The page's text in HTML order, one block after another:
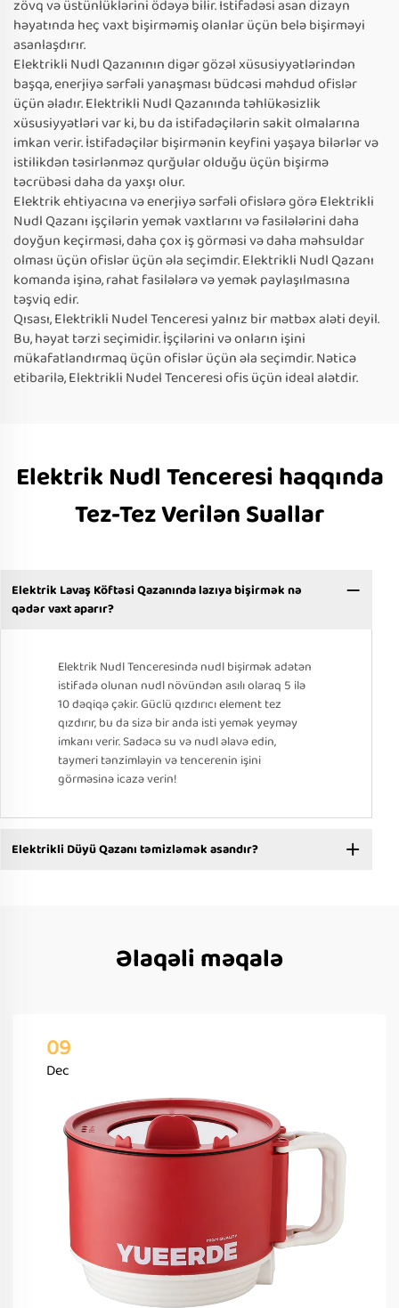
zövq və üstünlüklərini ödəyə bilir. İstifadəsi asan dizayn
həyatında heç vaxt bişirməmiş olanlar üçün belə bişirməyi
asanlaşdırır.
Elektrikli Nudl Qazanının digər gözəl xüsusiyyətlərindən
başqa, enerjiyə sərfəli yanaşması büdcəsi məhdud ofislər
üçün əladır. Elektrikli Nudl Qazanında təhlükəsizlik
xüsusiyyətləri var ki, bu da istifadəçilərin sakit olmalarına
imkan verir. İstifadəçilər bişirmənin keyfini yaşaya bilərlər və
istilikdən təsirlənməz qurğular olduğu üçün bişirmə
təcrübəsi daha da yaxşı olur.
Elektrik ehtiyacına və enerjiyə sərfəli ofislərə görə Elektrikli
Nudl Qazanı işçilərin yemək vaxtlarını və fasilələrini daha
doyğun keçirməsi, daha çox iş görməsi və daha məhsuldar
olması üçün ofislər üçün əla seçimdir. Elektrikli Nudl Qazanı
komanda işinə, rahat fasilələrə və yemək paylaşılmasına
təşviq edir.
Qısası, Elektrikli Nudel Tenceresi yalnız bir mətbəx aləti deyil.
Bu, həyat tərzi seçimidir. İşçilərini və onların işini
mükafatlandırmaq üçün ofislər üçün əla seçimdir. Nəticə
etibarilə, Elektrikli Nudel Tenceresi ofis üçün ideal alətdir.
Elektrik Nudl Tenceresi haqqında
Tez-Tez Verilən Suallar
Elektrik Lavaş Köftəsi Qazanında lazıya bişirmək nə
qədər vaxt aparır?
Elektrik Nudl Tenceresində nudl bişirmək adətən
istifadə olunan nudl növündən asılı olaraq 5 ilə
10 dəqiqə çəkir. Güclü qızdırıcı element tez
qızdırır, bu da sizə bir anda isti yemək yeyməy
imkanı verir. Sadəcə su və nudl əlavə edin,
taymeri tənzimləyin və tencerenin işini
görməsinə icazə verin!
Elektrikli Düyü Qazanı təmizləmək asandır?
Əlaqəli məqalə
09
Dec